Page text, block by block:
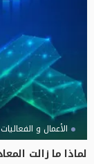
الأعمال و الفعاليات
لماذا ما زالت